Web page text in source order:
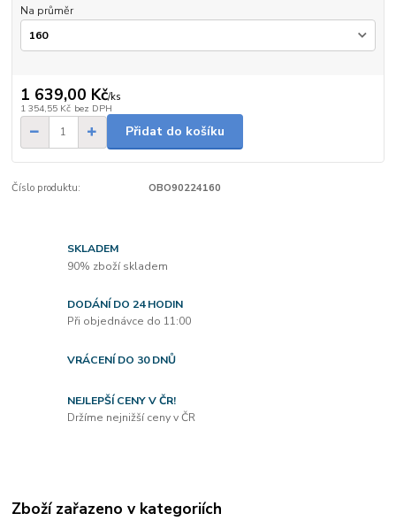
Na průměr
1 639,00 Kč/ks
1 354,55 Kč bez DPH
Přidat do košíku
Číslo produktu: OBO90224160
SKLADEM
90% zboží skladem
DODÁNÍ DO 24 HODIN
Při objednávce do 11:00
VRÁCENÍ DO 30 DNŮ
NEJLEPŠÍ CENY V ČR!
Držíme nejnižší ceny v ČR
Zboží zařazeno v kategoriích